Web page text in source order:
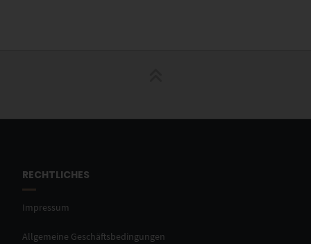
RECHTLICHES
Impressum
Allgemeine Geschäftsbedingungen